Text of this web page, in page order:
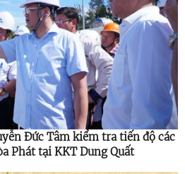
Đức Tâm kiểm tra tiến độ các
Phát tại KKT Dung Quất